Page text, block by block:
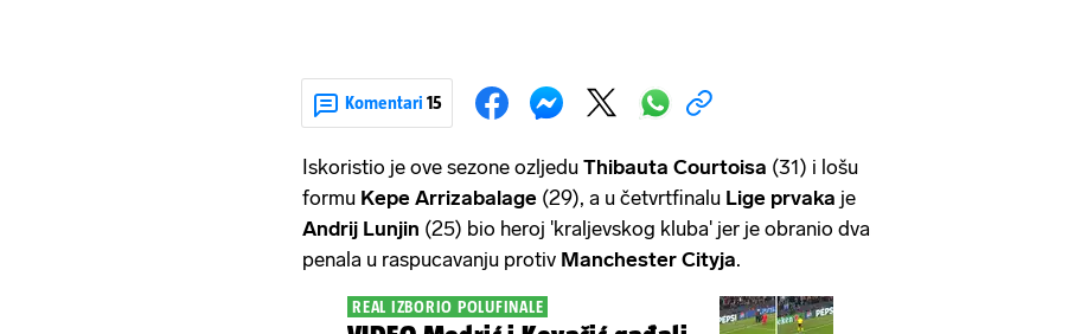
Komentari 15
Iskoristio je ove sezone ozljedu Thibauta Courtoisa (31) i lošu
formu Kepe Arrizabalage (29), a u četvrtfinalu Lige prvaka je
Andrij Lunjin (25) bio heroj 'kraljevskog kluba' jer je obranio dva
penala u raspucavanju protiv Manchester Cityja.
REAL IZBORIO POLUFINALE